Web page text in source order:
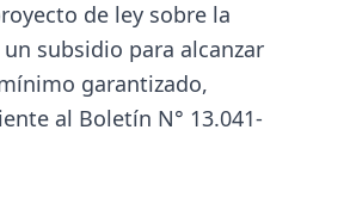
de ley sobre la
subsidio para alcanzar
garantizado,
al Boletín N° 13.041-